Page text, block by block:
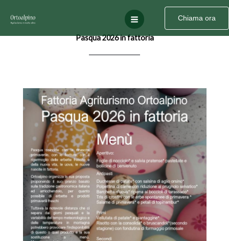
Chiama ora
Pasqua 2026 in fattoria